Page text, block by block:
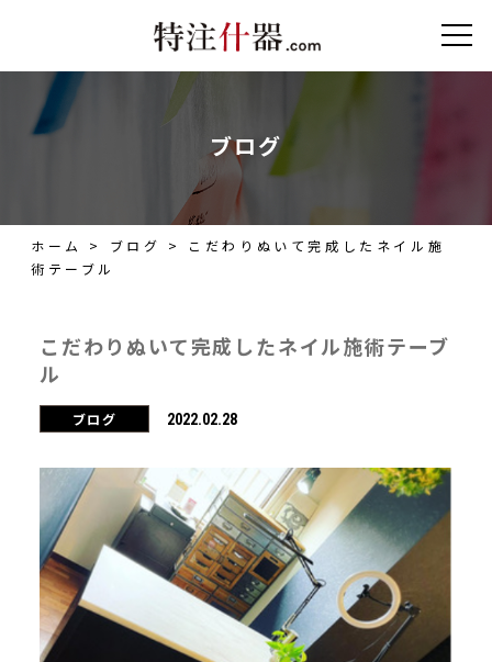
ブログ
ホーム > ブログ >
こだわりぬいて完成したネイル施
術テーブル
こだわりぬいて完成したネイル施術テーブ
ル
ブログ 2022.02.28